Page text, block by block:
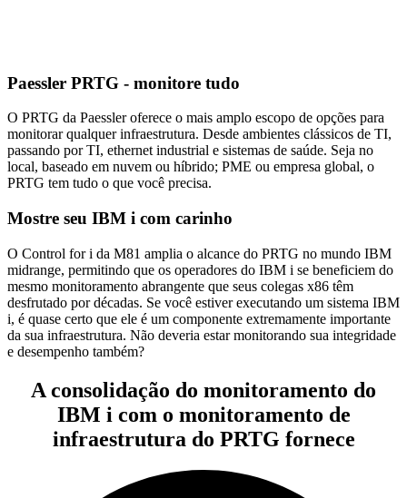
Paessler PRTG - monitore tudo
O PRTG da Paessler oferece o mais amplo escopo de opções para
monitorar qualquer infraestrutura. Desde ambientes clássicos de TI,
passando por TI, ethernet industrial e sistemas de saúde. Seja no
local, baseado em nuvem ou híbrido; PME ou empresa global, o
PRTG tem tudo o que você precisa.
Mostre seu IBM i com carinho
O Control for i da M81 amplia o alcance do PRTG no mundo IBM
midrange, permitindo que os operadores do IBM i se beneficiem do
mesmo monitoramento abrangente que seus colegas x86 têm
desfrutado por décadas. Se você estiver executando um sistema IBM
i, é quase certo que ele é um componente extremamente importante
da sua infraestrutura. Não deveria estar monitorando sua integridade
e desempenho também?
A consolidação do monitoramento do
IBM i com o monitoramento de
infraestrutura do PRTG fornece